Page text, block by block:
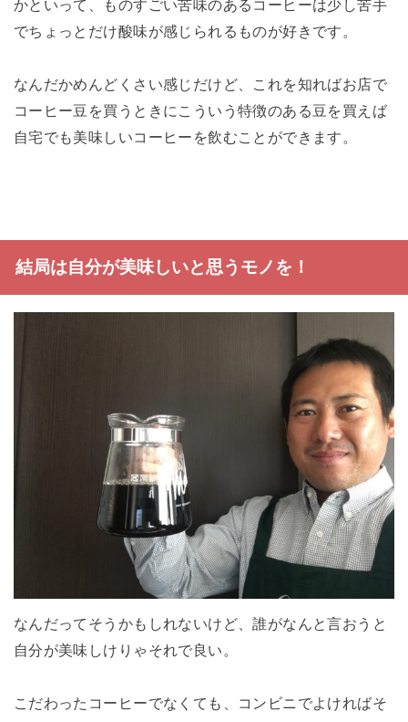
かといって、ものすごい苦味のあるコーヒーは少し苦手
でちょっとだけ酸味が感じられるものが好きです。
なんだかめんどくさい感じだけど、これを知ればお店で
コーヒー豆を買うときにこういう特徴のある豆を買えば
自宅でも美味しいコーヒーを飲むことができます。
結局は自分が美味しいと思うモノを！
なんだってそうかもしれないけど、誰がなんと言おうと
自分が美味しけりゃそれで良い。
こだわったコーヒーでなくても、コンビニでよければそ